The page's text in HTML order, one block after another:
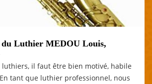
Luthier MEDOU Louis,
luthiers, il faut être bien motivé, habile
tant que luthier professionnel, nous